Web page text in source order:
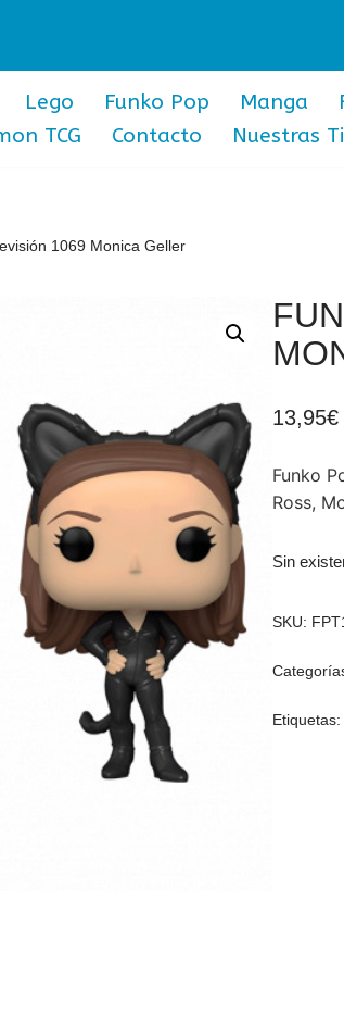
Lego Funko Pop Manga
TCG
Contacto Nuestras
1069 Monica Geller
13,95€
Funko
Ross,
Sin
SKU:
Etiquetas: